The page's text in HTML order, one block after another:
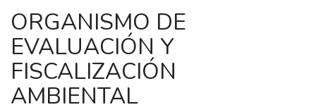
ORGANISMO DE
EVALUACIÓN Y
FISCALIZACIÓN
AMBIENTAL